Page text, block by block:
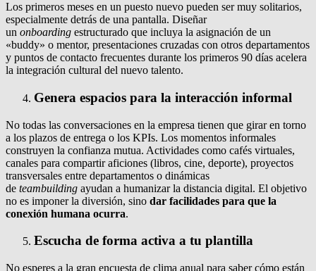
Los primeros meses en un puesto nuevo pueden ser muy solitarios,
especialmente detrás de una pantalla. Diseñar
un onboarding estructurado que incluya la asignación de un
«buddy» o mentor, presentaciones cruzadas con otros departamentos
y puntos de contacto frecuentes durante los primeros 90 días acelera
la integración cultural del nuevo talento.
Genera espacios para la interacción informal
No todas las conversaciones en la empresa tienen que girar en torno
a los plazos de entrega o los KPIs. Los momentos informales
construyen la confianza mutua. Actividades como cafés virtuales,
canales para compartir aficiones (libros, cine, deporte), proyectos
transversales entre departamentos o dinámicas
de teambuilding ayudan a humanizar la distancia digital. El objetivo
no es imponer la diversión, sino dar facilidades para que la
conexión humana ocurra.
Escucha de forma activa a tu plantilla
No esperes a la gran encuesta de clima anual para saber cómo están